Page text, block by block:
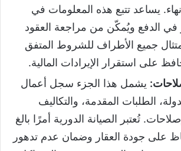
يساعد تتبع هذه المعلومات في
في الدفع ويُمكّن من مراجعة العقود
جميع الأطراف للشروط المتفق
على استقرار الإيرادات المالية.
يشمل هذا الجزء سجل أعمال
الطلبات المقدمة، والتكاليف
تُعتبر الصيانة الدورية أمرًا بالغ
على جودة العقار وضمان عدم تدهور